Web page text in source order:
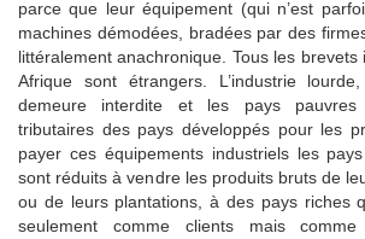
parce que leur équipement (qui n’est
machines démodées, bradées par des
littéralement anachronique. Tous les brevets
Afrique sont étrangers. L’industrie
demeure interdite et les pays pauvres
tributaires des pays développés pour les
payer ces équipements industriels les
sont réduits à vendre les produits bruts de
ou de leurs plantations, à des pays riches
seulement comme clients mais comme